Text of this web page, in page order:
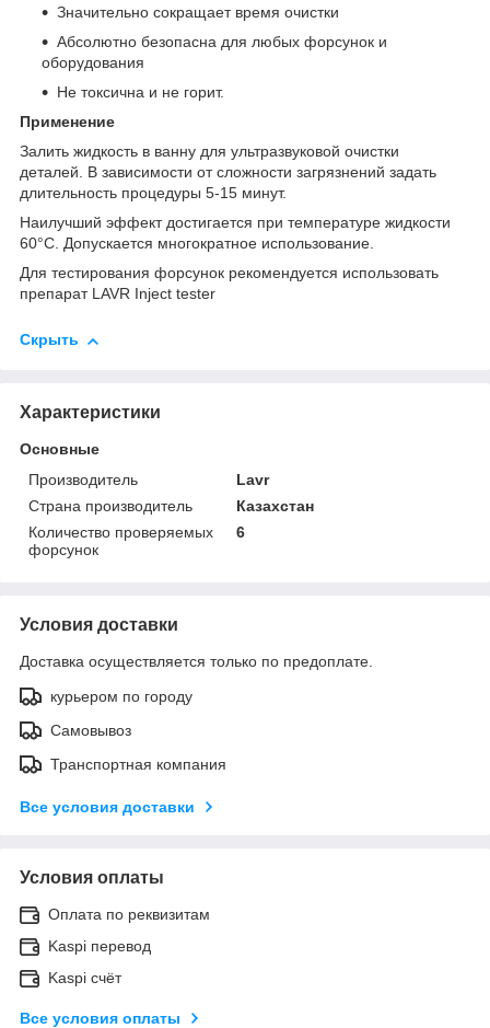
Значительно сокращает время очистки
Абсолютно безопасна для любых форсунок и
оборудования
Не токсична и не горит.
Применение
Залить жидкость в ванну для ультразвуковой очистки
деталей. В зависимости от сложности загрязнений задать
длительность процедуры 5-15 минут.
Наилучший эффект достигается при температуре жидкости
60°С. Допускается многократное использование.
Для тестирования форсунок рекомендуется использовать
препарат LAVR Inject tester
Скрыть
Характеристики
Основные
Производитель
Lavr
Страна производитель
Казахстан
Количество проверяемых
форсунок
6
Условия доставки
Доставка осуществляется только по предоплате.
курьером по городу
Самовывоз
Транспортная компания
Все условия доставки
Условия оплаты
Оплата по реквизитам
Kaspi перевод
Kaspi счёт
Все условия оплаты